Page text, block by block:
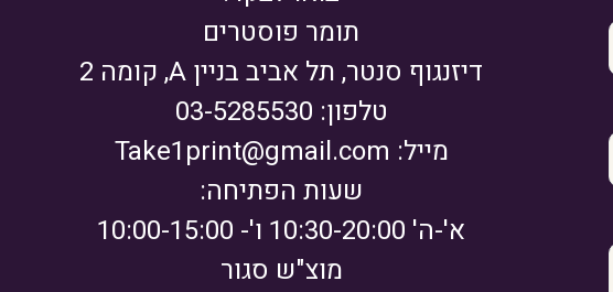
תומר פוסטרים
דיזנגוף סנטר, תל אביב בניין A, קומה 2
טלפון: 03-5285530
מייל: Take1print@gmail.com
שעות הפתיחה:
א'-ה' 10:30-20:00 ו'- 10:00-15:00
מוצ"ש סגור